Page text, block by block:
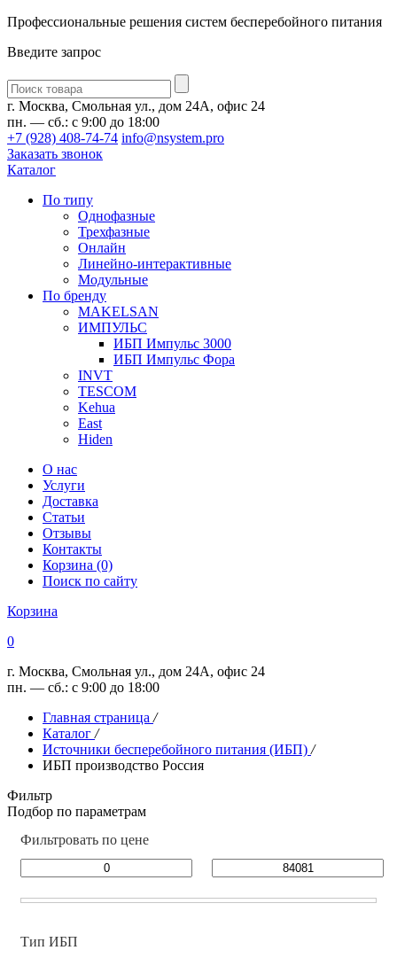
Профессиональные решения систем бесперебойного питания
Введите запрос
Введите
запрос
г. Москва, Смольная ул., дом 24А, офис 24
пн. — сб.: с 9:00 до 18:00
+7 (928) 408-74-74 info@nsystem.pro
Заказать звонок
Каталог
По типу
Однофазные
Трехфазные
Онлайн
Линейно-интерактивные
Модульные
По бренду
MAKELSAN
ИМПУЛЬС
ИБП Импульс 3000
ИБП Импульс Фора
INVT
TESCOM
Kehua
East
Hiden
О нас
Услуги
Доставка
Статьи
Отзывы
Контакты
Корзина (0)
Поиск по сайту
Корзина
0
г. Москва, Смольная ул., дом 24А, офис 24
пн. — сб.: с 9:00 до 18:00
Главная страница /
Каталог /
Источники бесперебойного питания (ИБП) /
ИБП производство Россия
Фильтр
Подбор по параметрам
Фильтровать по цене
Тип ИБП